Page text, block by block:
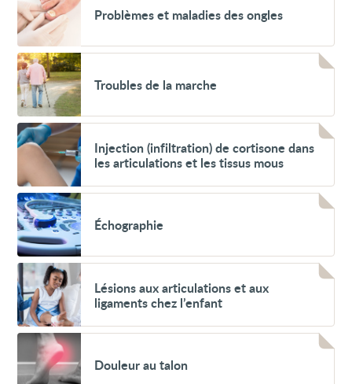
des
personnes
âgées
et
maladies
des
ongles
Problèmes et maladies des ongles
Voir
Troubles
de
la
marche
Troubles de la marche
Voir
Injection
(infiltration)
cortisone
dans
les
articulations
et
les
tissus
mous
Injection (infiltration) de cortisone dans
les articulations et les tissus mous
Voir
Échographie
Échographie
Voir
Lésions
aux
articulations
et
aux
ligaments
chez
l’enfant
Lésions aux articulations et aux
ligaments chez l’enfant
Voir
Douleur
au
talon
Douleur au talon